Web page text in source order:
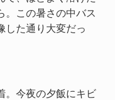
。この暑さの中バス
した通り大変だっ
。今夜の夕飯にキビ